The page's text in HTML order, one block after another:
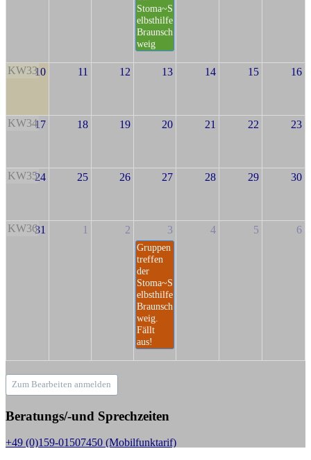
Stoma~S
elbsthilfe
Braunsch
weig
KW3310 11 12 13 14 15 16
KW3417 18 19 20 21 22 23
KW3524 25 26 27 28 29 30
KW3631 1 2 3
Gruppen
treffen
der
Stoma~S
elbsthilfe
Braunsch
weig.
Fällt
aus!
4 5 6
Zum Bearbeiten anmelden
Beratungs/-und Sprechzeiten
+49 (0)159-01507450 (Mobilfunktarif)